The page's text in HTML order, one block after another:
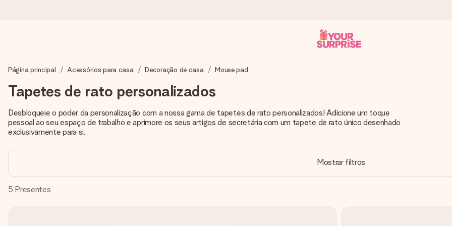
Preparamos o teu presente com toda a atenção e enviamos num instante - para que possas oferece-lo na hora certa, quando
4,7 (com base em +15.000 avaliações)
Os nossos presentes inspiram. Os clientes avaliam-nos com 4,7 no Google Reviews.
Cartão com mensagem grátis
Cria algo único em apenas alguns passos - com o nome dela, uma foto ou uma mensagem que realmente toca o coração. Sem
Página principal Acessórios para casa Decoração de casa Mouse pad
Tapetes de rato personalizados
Desbloqueie o poder da personalização com a nossa gama de tapetes de rato personalizados! Adicione um toque
pessoal ao seu espaço de trabalho e aprimore os seus artigos de secretária com um tapete de rato único desenhado
exclusivamente para si.
Mostrar filtros
5 Presentes